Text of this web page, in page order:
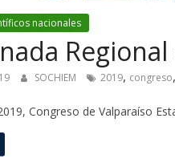
nacionales
SOCHIEM 2019, congreso,
Congreso de Valparaíso